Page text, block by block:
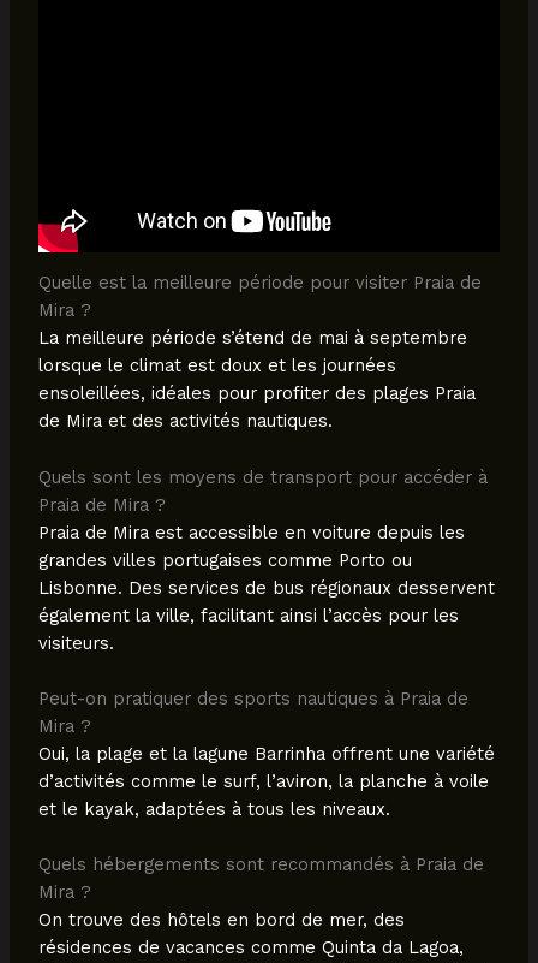
Quelle est la meilleure période pour visiter Praia de
Mira ?
La meilleure période s’étend de mai à septembre
lorsque le climat est doux et les journées
ensoleillées, idéales pour profiter des plages Praia
de Mira et des activités nautiques.
Quels sont les moyens de transport pour accéder à
Praia de Mira ?
Praia de Mira est accessible en voiture depuis les
grandes villes portugaises comme Porto ou
Lisbonne. Des services de bus régionaux desservent
également la ville, facilitant ainsi l’accès pour les
visiteurs.
Peut-on pratiquer des sports nautiques à Praia de
Mira ?
Oui, la plage et la lagune Barrinha offrent une variété
d’activités comme le surf, l’aviron, la planche à voile
et le kayak, adaptées à tous les niveaux.
Quels hébergements sont recommandés à Praia de
Mira ?
On trouve des hôtels en bord de mer, des
résidences de vacances comme Quinta da Lagoa,